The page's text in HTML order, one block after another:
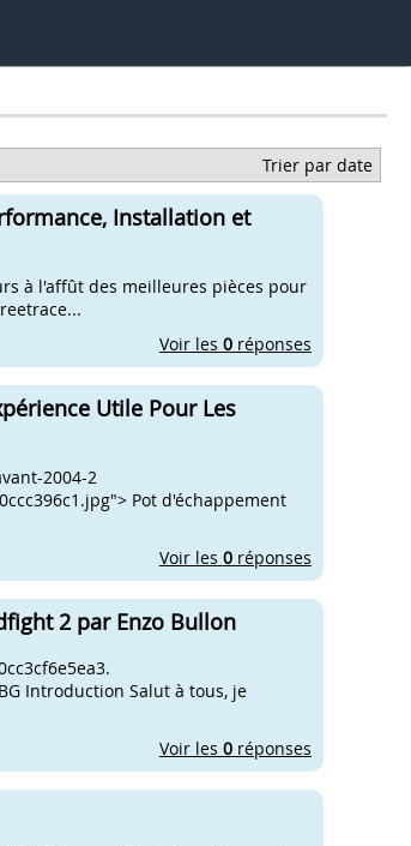
Trier par date
Installation et
à l'affût des meilleures pièces pour
Voir les 0réponses
Utile Pour Les
2004-2
Pot d'échappement
Voir les 0réponses
2 par Enzo Bullon
Introduction Salut à tous, je
Voir les 0réponses